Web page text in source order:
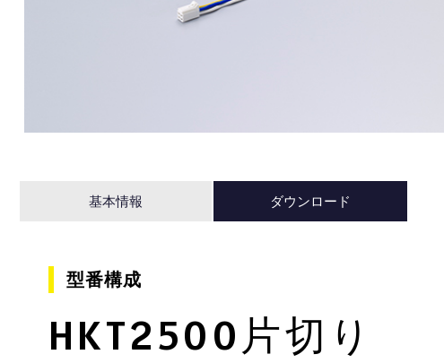
基本情報 ダウンロード
型番構成
HKT2500片切り